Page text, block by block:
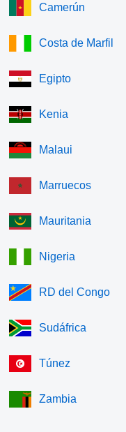
Camerún
Costa de Marfil
Egipto
Kenia
Malaui
Marruecos
Mauritania
Nigeria
RD del Congo
Sudáfrica
Túnez
Zambia